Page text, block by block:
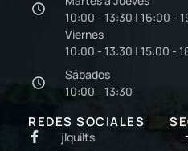
10:00 - 13:30 | 16:00 -
Viernes
10:00 - 13:30 | 15:00 -
Sábados
10:00 - 13:30
REDES SOCIALES
jlquilts